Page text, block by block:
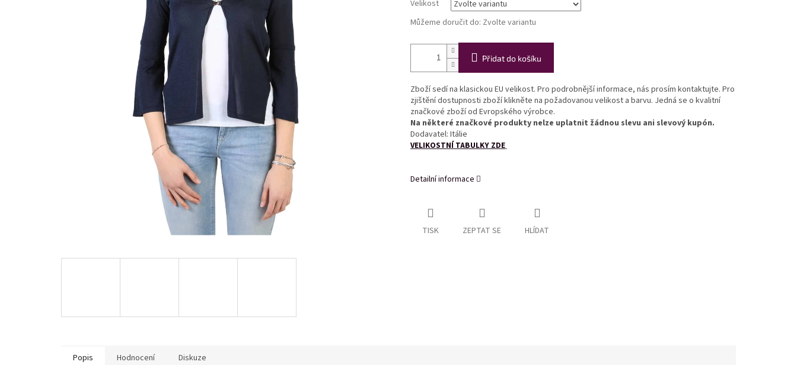
Velikost
Můžeme doručit do: Zvolte variantu
Přidat do košíku
Zboží sedí na klasickou EU velikost. Pro podrobnější informace, nás prosím kontaktujte. Pro
zjištění dostupnosti zboží klikněte na požadovanou velikost a barvu. Jedná se o kvalitní
značkové zboží od Evropského výrobce.
Na některé značkové produkty nelze uplatnit žádnou slevu ani slevový kupón.
Dodavatel: Itálie
VELIKOSTNÍ TABULKY ZDE
Detailní informace
TISK ZEPTAT SE HLÍDAT
Popis Hodnocení Diskuze